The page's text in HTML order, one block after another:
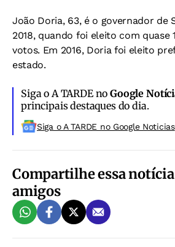
João Doria, 63, é o governador de
2018, quando foi eleito com quase
votos. Em 2016, Doria foi eleito
estado.
Siga o A TARDE noGoogle
principais destaques do dia.
Siga o A TARDE no Google Noticias
Compartilhe essa
amigos